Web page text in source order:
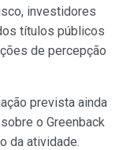
investidores
títulos públicos
de percepção
prevista ainda
o Greenback
da atividade.